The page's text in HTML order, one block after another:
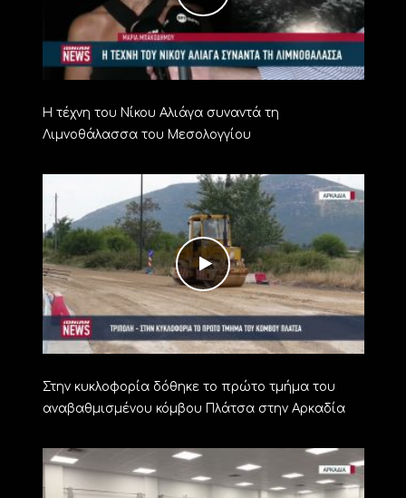
Η τέχνη του Νίκου Αλιάγα συναντά τη
Λιμνοθάλασσα του Μεσολογγίου
Στην κυκλοφορία δόθηκε το πρώτο τμήμα του
αναβαθμισμένου κόμβου Πλάτσα στην Αρκαδία